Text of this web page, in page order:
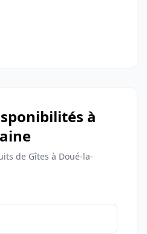
à
de Gîtes à Doué-la-